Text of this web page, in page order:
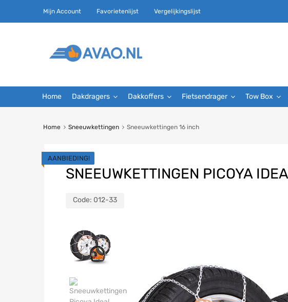
Mijn Account Favorietenlijst Vergelijkingslijst
Home Dakdragers Dakkoffers Fietsendrager Tow Box
Home Sneeuwkettingen Sneeuwkettingen 16 inch
SNEEUWKETTINGEN PICOYA
Code: 012-33
AANBIEDING!